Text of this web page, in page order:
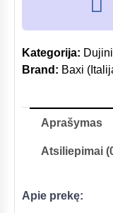
Kategorija:
Brand: Baxi
Aprašymas
Atsiliepimai
Apie prekę: